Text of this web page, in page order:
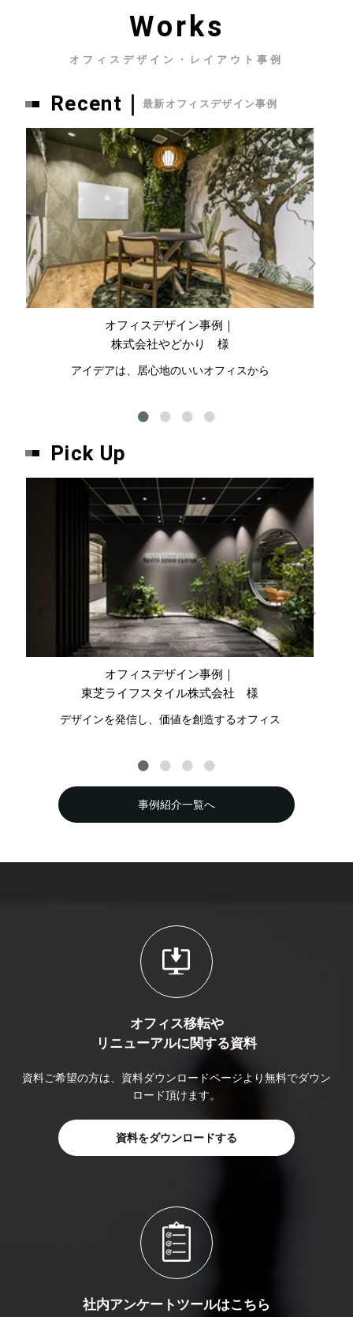
Works
オフィスデザイン・レイアウト事例
Recent｜最新オフィスデザイン事例
オフィスデザイン事例｜
株式会社やどかり 様
アイデアは、居心地のいいオフィスから
Pick Up
オフィスデザイン事例｜
東芝ライフスタイル株式会社 様
デザインを発信し、価値を創造するオフィス
事例紹介一覧へ
オフィス移転や
リニューアルに関する資料
資料ご希望の方は、資料ダウンロードページより無料でダウン
ロード頂けます。
資料をダウンロードする
社内アンケートツールはこちら